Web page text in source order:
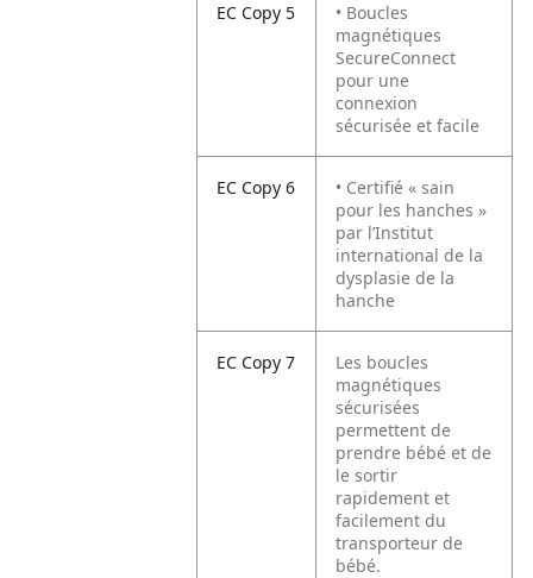
EC Copy 5
• Boucles
magnétiques
SecureConnect
pour une
connexion
sécurisée et facile
EC Copy 6
• Certifié « sain
pour les hanches »
par l’Institut
international de la
dysplasie de la
hanche
EC Copy 7
Les boucles
magnétiques
sécurisées
permettent de
prendre bébé et de
le sortir
rapidement et
facilement du
transporteur de
bébé.